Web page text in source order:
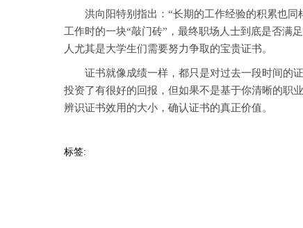
洪向阳特别指出：“长期的工作经验的积累也同
工作时的一块“敲门砖”，最终职场人士到底是否满
人尤其是大学生们需要努力争取的宝贵证书。
证书就像成绩一样，都只是对过去一段时间的证
投资了有很好的回报，但如果不是基于你清晰的职
辨识证书效用的大小，确认证书的真正价值。
标签: